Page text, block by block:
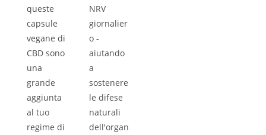
queste
capsule
vegane di
CBD sono
una
grande
aggiunta
al tuo
regime di
NRV
giornalier
o -
aiutando
a
sostenere
le difese
naturali
dell'organ